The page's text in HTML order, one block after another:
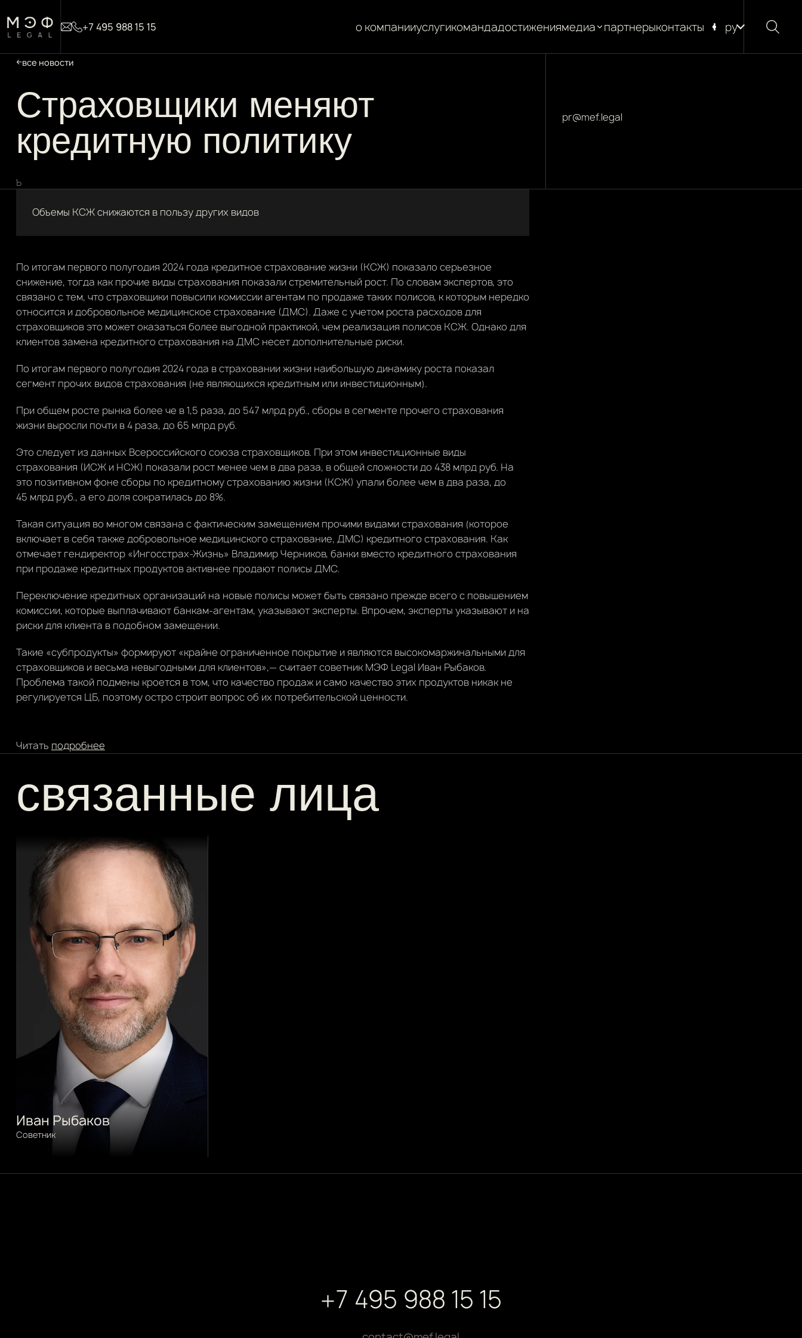
+7 495 988 15 15 о компанииуслугикомандадостижениямедиа
новости
партнерыконтакты ру
все новости
Страховщики меняют
кредитную политику
Ъ
pr@mef.legal
Объемы КСЖ снижаются в пользу других видов
По итогам первого полугодия 2024 года кредитное страхование жизни (КСЖ) показало серьезное
снижение, тогда как прочие виды страхования показали стремительный рост. По словам экспертов, это
связано с тем, что страховщики повысили комиссии агентам по продаже таких полисов, к которым нередко
относится и добровольное медицинское страхование (ДМС). Даже с учетом роста расходов для
страховщиков это может оказаться более выгодной практикой, чем реализация полисов КСЖ. Однако для
клиентов замена кредитного страхования на ДМС несет дополнительные риски.
По итогам первого полугодия 2024 года в страховании жизни наибольшую динамику роста показал
сегмент прочих видов страхования (не являющихся кредитным или инвестиционным).
При общем росте рынка более че в 1,5 раза, до 547 млрд руб., сборы в сегменте прочего страхования
жизни выросли почти в 4 раза, до 65 млрд руб.
Это следует из данных Всероссийского союза страховщиков. При этом инвестиционные виды
страхования (ИСЖ и НСЖ) показали рост менее чем в два раза, в общей сложности до 438 млрд руб. На
это позитивном фоне сборы по кредитному страхованию жизни (КСЖ) упали более чем в два раза, до
45 млрд руб., а его доля сократилась до 8%.
Такая ситуация во многом связана с фактическим замещением прочими видами страхования (которое
включает в себя также добровольное медицинского страхование, ДМС) кредитного страхования. Как
отмечает гендиректор «Ингосстрах-Жизнь» Владимир Черников, банки вместо кредитного страхования
при продаже кредитных продуктов активнее продают полисы ДМС.
Переключение кредитных организаций на новые полисы может быть связано прежде всего с повышением
комиссии, которые выплачивают банкам-агентам, указывают эксперты. Впрочем, эксперты указывают и на
риски для клиента в подобном замещении.
Такие «субпродукты» формируют «крайне ограниченное покрытие и являются высокомаржинальными для
страховщиков и весьма невыгодными для клиентов»,— считает советник МЭФ Legal Иван Рыбаков.
Проблема такой подмены кроется в том, что качество продаж и само качество этих продуктов никак не
регулируется ЦБ, поэтому остро строит вопрос об их потребительской ценности.
Читать подробнее
связанные лица
Иван Рыбаков
Советник
+7 495 988 15 15